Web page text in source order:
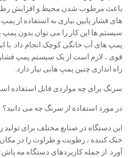
باعث مرطوب شدن محیط و افزایش
های فشار پایین نیازی به استفاده از
پمپ های آب خانگی کوچک انجام داد. با
قوی ، لازم است از یک سیستم پمپ
راه اندازی چنین پمپ هایی نیاز دارد.
سرنگ برای چه مواردی قابل استفاده
در مورد استفاده از سرنگ چه می دانید؟
این دستگاه در صنایع مختلف برای
خنک کننده ، رطوبت و طراوت را در
آورد. از جمله کاربردهای دستگاه مه پاش: